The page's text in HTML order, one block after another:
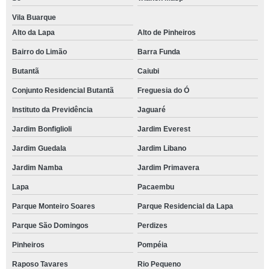
Vila Buarque
Alto da Lapa
Alto de Pinheiros
Bairro do Limão Barra Funda
Butantã Caiubi
Conjunto Residencial Butantã Freguesia do Ó
Instituto da Previdência Jaguaré
Jardim Bonfiglioli Jardim Everest
Jardim Guedala Jardim Libano
Jardim Namba Jardim Primavera
Lapa Pacaembu
Parque Monteiro Soares Parque Residencial da Lapa
Parque São Domingos Perdizes
Pinheiros Pompéia
Raposo Tavares Rio Pequeno